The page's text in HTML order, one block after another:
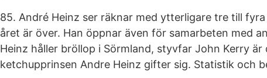
85. André Heinz ser räknar med ytterligare tre till
året är över. Han öppnar även för samarbeten med
Heinz håller bröllop i Sörmland, styvfar John Kerry är
ketchupprinsen Andre Heinz gifter sig. Statistik och